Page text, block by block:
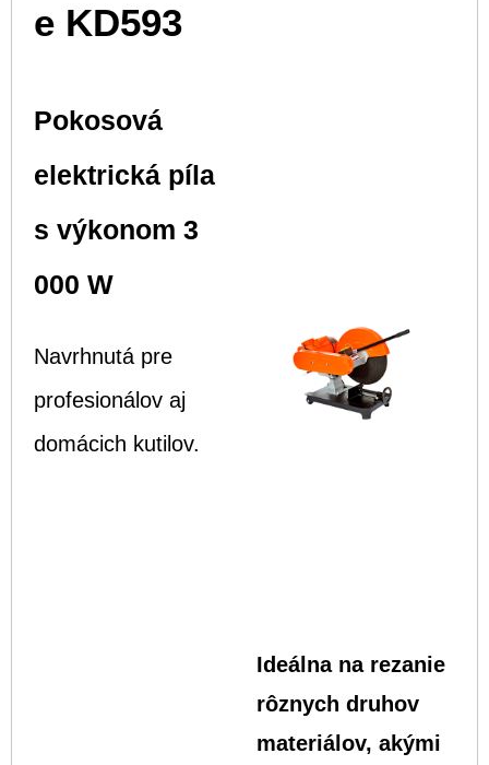
e KD593
Pokosová
elektrická píla
s výkonom 3
000 W
Navrhnutá pre
profesionálov aj
domácich kutilov.
Ideálna na rezanie
rôznych druhov
materiálov, akými